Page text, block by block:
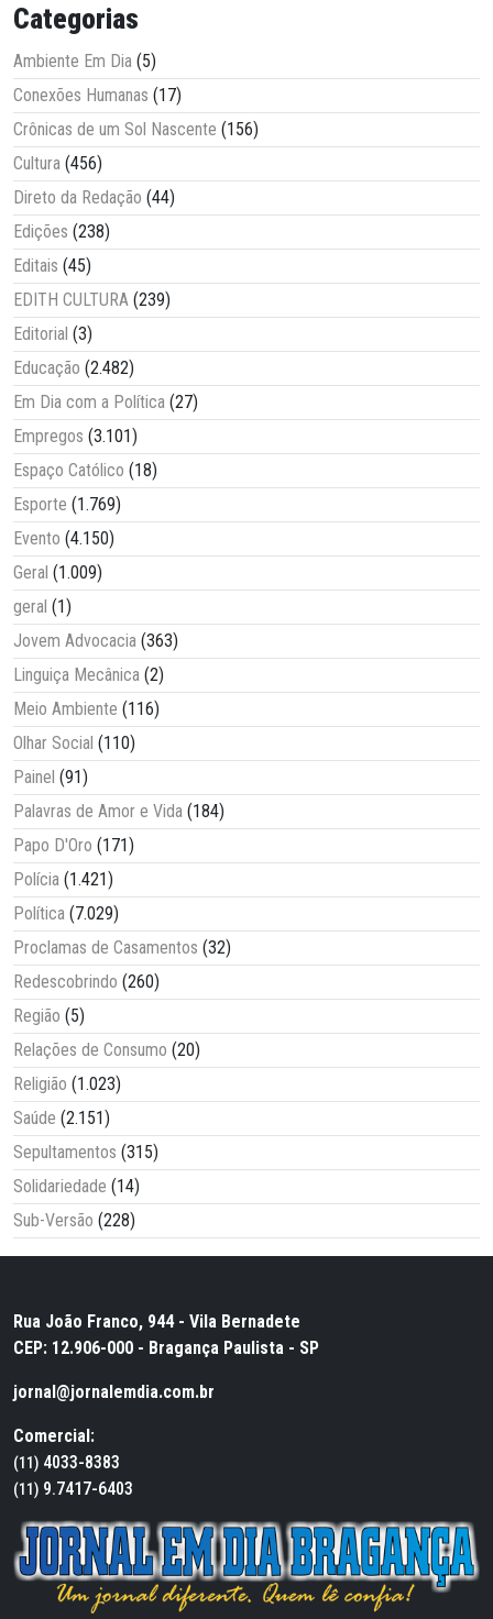
Categorias
Ambiente Em Dia (5)
Conexões Humanas (17)
Crônicas de um Sol Nascente (156)
Cultura (456)
Direto da Redação (44)
Edições (238)
Editais (45)
EDITH CULTURA (239)
Editorial (3)
Educação (2.482)
Em Dia com a Política (27)
Empregos (3.101)
Espaço Católico (18)
Esporte (1.769)
Evento (4.150)
Geral (1.009)
geral (1)
Jovem Advocacia (363)
Linguiça Mecânica (2)
Meio Ambiente (116)
Olhar Social (110)
Painel (91)
Palavras de Amor e Vida (184)
Papo D'Oro (171)
Polícia (1.421)
Política (7.029)
Proclamas de Casamentos (32)
Redescobrindo (260)
Região (5)
Relações de Consumo (20)
Religião (1.023)
Saúde (2.151)
Sepultamentos (315)
Solidariedade (14)
Sub-Versão (228)
Rua João Franco, 944 - Vila Bernadete
CEP: 12.906-000 - Bragança Paulista - SP
jornal@jornalemdia.com.br
Comercial:
(11) 4033-8383
(11) 9.7417-6403